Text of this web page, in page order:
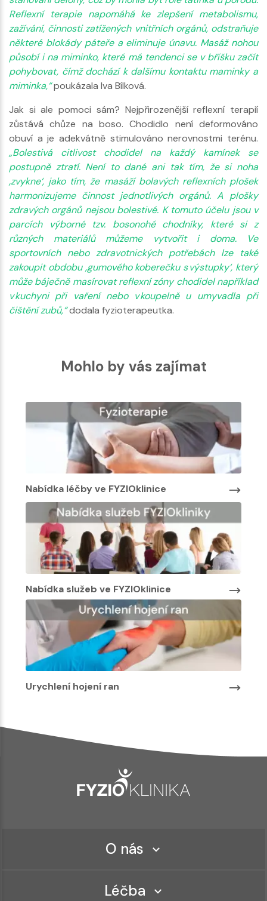
Reflexní terapie napomáhá ke zlepšení metabolismu,
zažívání, činnosti zatížených vnitřních orgánů, odstraňuje
některé blokády páteře a eliminuje únavu. Masáž nohou
působí i na miminko, které má tendenci se v bříšku začít
pohybovat, čímž dochází k dalšímu kontaktu maminky a
miminka,“poukázala Iva Bílková.
Jak si ale pomoci sám? Nejpřirozenější reflexní terapií
zůstává chůze na boso. Chodidlo není deformováno
obuví a je adekvátně stimulováno nerovnostmi terénu.
„Bolestivá citlivost chodidel na každý kamínek se
postupně ztratí. Není to dané ani tak tím, že si noha
‚zvykne‘, jako tím, že masáží bolavých reflexních plošek
harmonizujeme činnost jednotlivých orgánů. A plošky
zdravých orgánů nejsou bolestivé. K tomuto účelu jsou v
parcích výborné tzv. bosonohé chodníky, které si z
různých materiálů můžeme vytvořit i doma. Ve
sportovních nebo zdravotnických potřebách lze také
zakoupit obdobu ‚gumového koberečku s výstupky‘, který
může báječně masírovat reflexní zóny chodidel například
v kuchyni při vaření nebo v koupelně u umyvadla při
čištění zubů,“dodala fyzioterapeutka.
Mohlo by vás zajímat
Nabídka léčby ve FYZIOklinice
Nabídka služeb ve FYZIOklinice
Urychlení hojení ran
O nás
Léčba